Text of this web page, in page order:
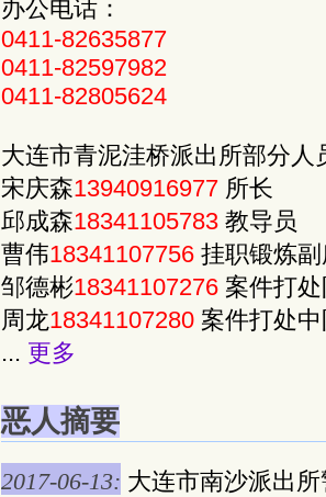
办公电话：
0411-82635877
0411-82597982
0411-82805624
大连市青泥洼桥派出所部分人
宋庆森13940916977 所长
邱成森18341105783 教导员
曹伟18341107756 挂职锻炼
邹德彬18341107276 案件打
周龙18341107280 案件打处
... 更多
恶人摘要
2017-06-13: 大连市南沙派出